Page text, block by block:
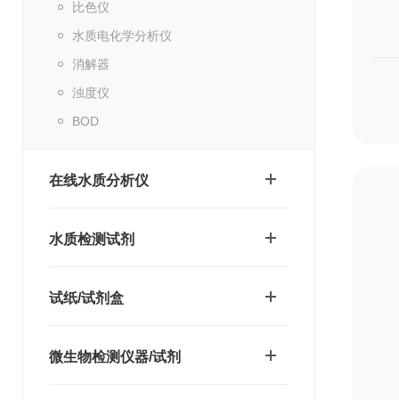
比色仪
水质电化学分析仪
消解器
浊度仪
BOD
在线水质分析仪
水质检测试剂
试纸/试剂盒
微生物检测仪器/试剂